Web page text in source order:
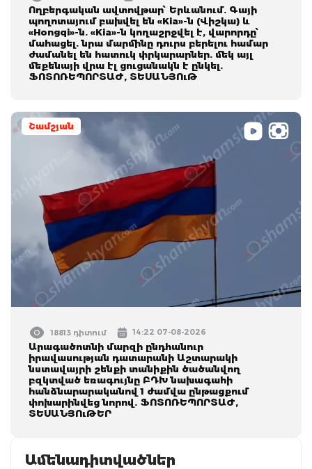
Ողբերգական ավտովթար՝ Երևանում. Գայի
պողոտայում բախվել են «Kia»-ն (Վիշկա) և
«Hongqi»-ն. «Kia»-ն կողաշրջվել է, վարորդը՝
մահացել. նրա մարմինը դուրս բերելու համար
ժամանել են հատուկ փրկարարներ. մեկ այլ
մեքենայի վրա էլ ցուցանակն է ընկել.
ՖՈՏՈՌԵՊՈՐՏԱԺ, ՏԵՍԱՆՅՈւԹ
Շամշյան
18813 դիտում 14:22 07-08-2026
Արագածոտնի մարզի ընդհանուր
իրավասության դատարանի Աշտարակի
նստավայրի շենքի տանիքին ծածանվող
բզկտված եռագույնը ԲԴԽ նախագահի
հանձնարարականով 1 ժամվա ընթացքում
փոխարինվեց նորով. ՖՈՏՈՌԵՊՈՐՏԱԺ,
ՏԵՍԱՆՅՈւԹԵՐ
Ամենադիտվածներ